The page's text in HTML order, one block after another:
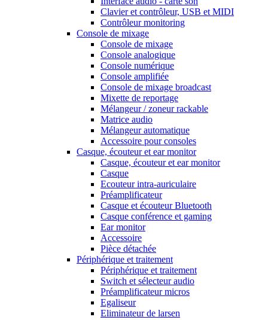
Clavier et contrôleur, USB et MIDI
Contrôleur monitoring
Console de mixage
Console de mixage
Console analogique
Console numérique
Console amplifiée
Console de mixage broadcast
Mixette de reportage
Mélangeur / zoneur rackable
Matrice audio
Mélangeur automatique
Accessoire pour consoles
Casque, écouteur et ear monitor
Casque, écouteur et ear monitor
Casque
Ecouteur intra-auriculaire
Préamplificateur
Casque et écouteur Bluetooth
Casque conférence et gaming
Ear monitor
Accessoire
Pièce détachée
Périphérique et traitement
Périphérique et traitement
Switch et sélecteur audio
Préamplificateur micros
Egaliseur
Eliminateur de larsen